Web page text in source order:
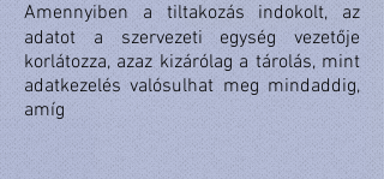
Amennyiben a tiltakozás indokolt, az
adatot a szervezeti egység vezetője
korlátozza, azaz kizárólag a tárolás, mint
adatkezelés valósulhat meg mindaddig,
amíg